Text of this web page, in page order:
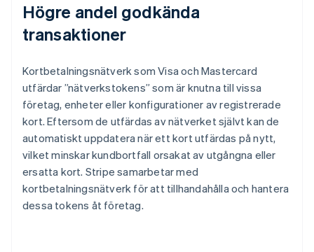
Högre andel godkända
transaktioner
Kortbetalningsnätverk som Visa och Mastercard
utfärdar ”nätverkstokens” som är knutna till vissa
företag, enheter eller konfigurationer av registrerade
kort. Eftersom de utfärdas av nätverket självt kan de
automatiskt uppdatera när ett kort utfärdas på nytt,
vilket minskar kundbortfall orsakat av utgångna eller
ersatta kort. Stripe samarbetar med
kortbetalningsnätverk för att tillhandahålla och hantera
dessa tokens åt företag.